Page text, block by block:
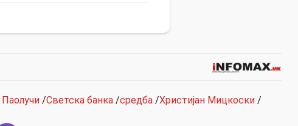
/Светска банка /средба /Христијан Мицкоски /